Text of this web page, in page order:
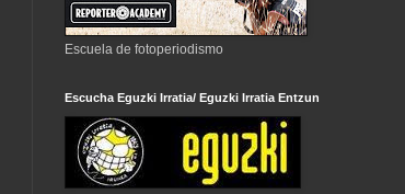
Escuela de fotoperiodismo
Escucha Eguzki Irratia/ Eguzki Irratia Entzun